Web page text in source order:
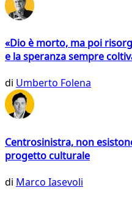
«Dio è morto, ma poi
e la speranza sempre
di Umberto Folena
Centrosinistra, non
progetto culturale
di Marco Iasevoli